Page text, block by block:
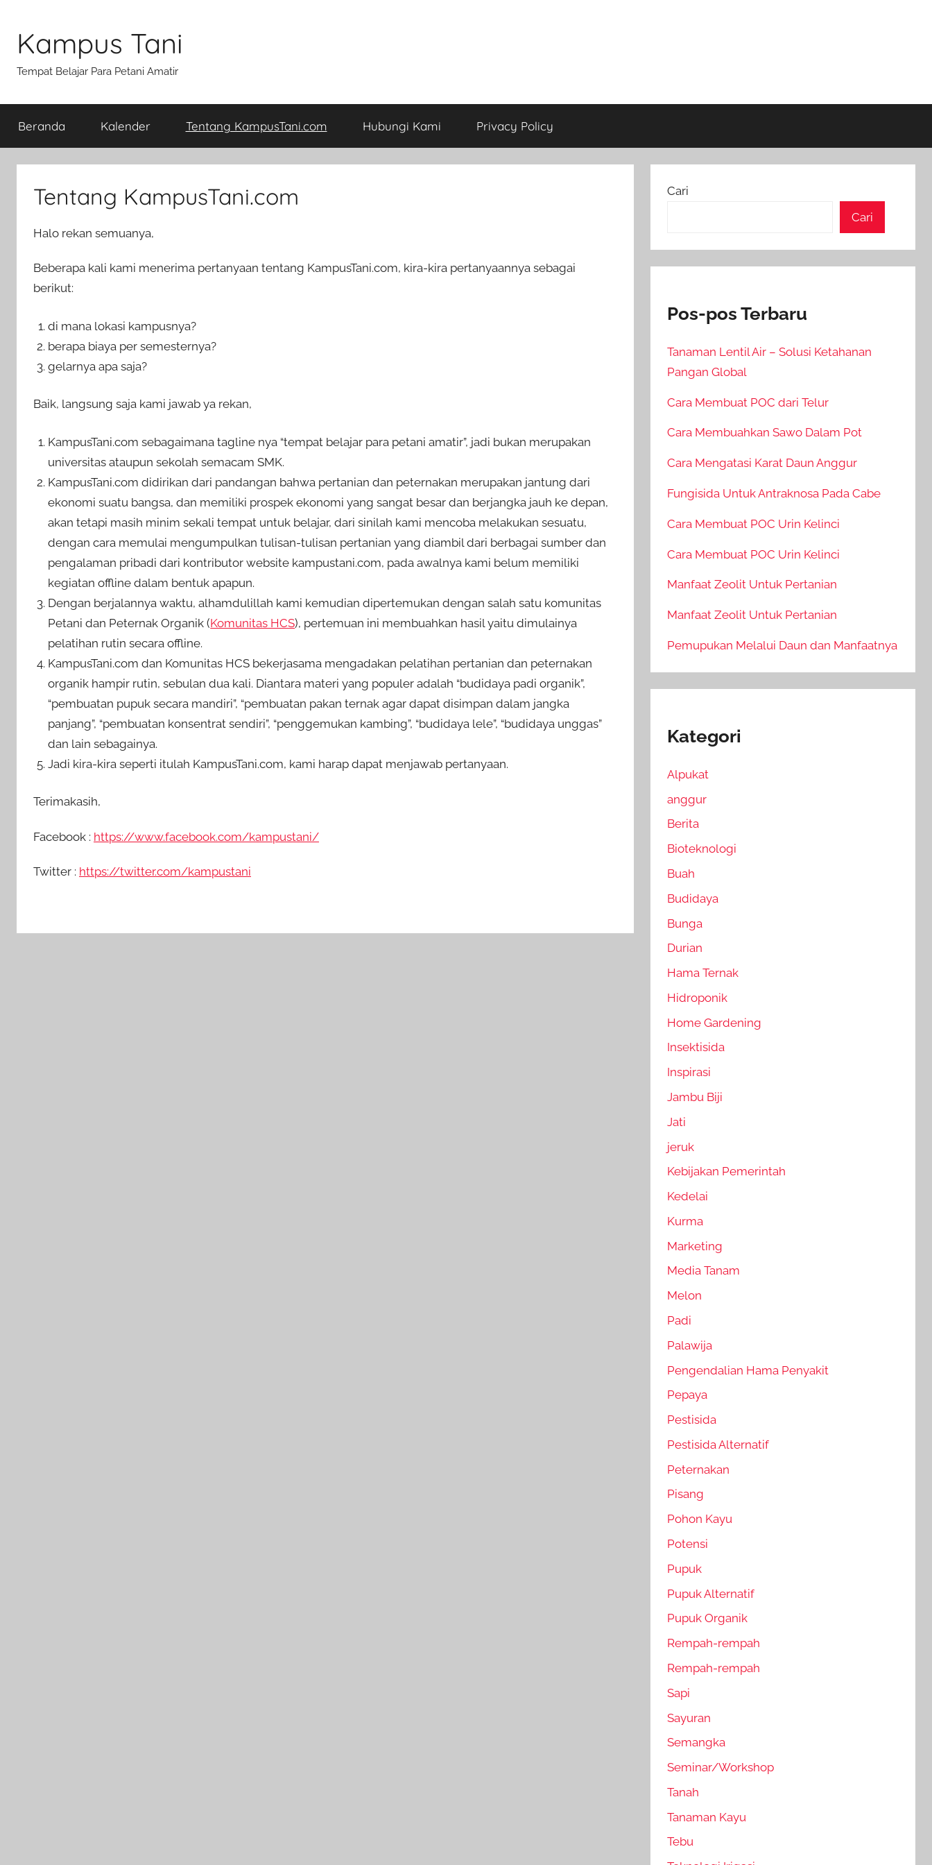
content
Kampus Tani
Tempat Belajar Para Petani Amatir
Beranda Kalender Tentang KampusTani.com Hubungi Kami Privacy Policy
Tentang KampusTani.com
Halo rekan semuanya,
Beberapa kali kami menerima pertanyaan tentang KampusTani.com, kira-kira pertanyaannya sebagai
berikut:
di mana lokasi kampusnya?
berapa biaya per semesternya?
gelarnya apa saja?
Baik, langsung saja kami jawab ya rekan,
KampusTani.com sebagaimana tagline nya “tempat belajar para petani amatir”, jadi bukan merupakan
universitas ataupun sekolah semacam SMK.
KampusTani.com didirikan dari pandangan bahwa pertanian dan peternakan merupakan jantung dari
ekonomi suatu bangsa, dan memiliki prospek ekonomi yang sangat besar dan berjangka jauh ke depan,
akan tetapi masih minim sekali tempat untuk belajar, dari sinilah kami mencoba melakukan sesuatu,
dengan cara memulai mengumpulkan tulisan-tulisan pertanian yang diambil dari berbagai sumber dan
pengalaman pribadi dari kontributor website kampustani.com, pada awalnya kami belum memiliki
kegiatan offline dalam bentuk apapun.
Dengan berjalannya waktu, alhamdulillah kami kemudian dipertemukan dengan salah satu komunitas
Petani dan Peternak Organik (Komunitas HCS), pertemuan ini membuahkan hasil yaitu dimulainya
pelatihan rutin secara offline.
KampusTani.com dan Komunitas HCS bekerjasama mengadakan pelatihan pertanian dan peternakan
organik hampir rutin, sebulan dua kali. Diantara materi yang populer adalah “budidaya padi organik”,
“pembuatan pupuk secara mandiri”, “pembuatan pakan ternak agar dapat disimpan dalam jangka
panjang”, “pembuatan konsentrat sendiri”, “penggemukan kambing”, “budidaya lele”, “budidaya unggas”
dan lain sebagainya.
Jadi kira-kira seperti itulah KampusTani.com, kami harap dapat menjawab pertanyaan.
Terimakasih,
Facebook : https://www.facebook.com/kampustani/
Twitter : https://twitter.com/kampustani
Cari
Cari
Pos-pos Terbaru
Tanaman Lentil Air – Solusi Ketahanan
Pangan Global
Cara Membuat POC dari Telur
Cara Membuahkan Sawo Dalam Pot
Cara Mengatasi Karat Daun Anggur
Fungisida Untuk Antraknosa Pada Cabe
Cara Membuat POC Urin Kelinci
Cara Membuat POC Urin Kelinci
Manfaat Zeolit Untuk Pertanian
Manfaat Zeolit Untuk Pertanian
Pemupukan Melalui Daun dan Manfaatnya
Kategori
Alpukat
anggur
Berita
Bioteknologi
Buah
Budidaya
Bunga
Durian
Hama Ternak
Hidroponik
Home Gardening
Insektisida
Inspirasi
Jambu Biji
Jati
jeruk
Kebijakan Pemerintah
Kedelai
Kurma
Marketing
Media Tanam
Melon
Padi
Palawija
Pengendalian Hama Penyakit
Pepaya
Pestisida
Pestisida Alternatif
Peternakan
Pisang
Pohon Kayu
Potensi
Pupuk
Pupuk Alternatif
Pupuk Organik
Rempah-rempah
Rempah-rempah
Sapi
Sayuran
Semangka
Seminar/Workshop
Tanah
Tanaman Kayu
Tebu